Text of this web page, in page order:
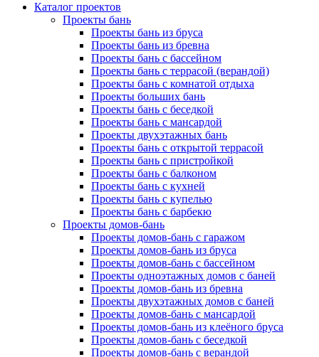
Каталог проектов
Проекты бань
Проекты бань из бруса
Проекты бань из бревна
Проекты бань с бассейном
Проекты бань с террасой (верандой)
Проекты бань с комнатой отдыха
Проекты больших бань
Проекты бань с беседкой
Проекты бань с мансардой
Проекты двухэтажных бань
Проекты бань с открытой террасой
Проекты бань с пристройкой
Проекты бань с балконом
Проекты бань с кухней
Проекты бань с купелью
Проекты бань с барбекю
Проекты домов-бань
Проекты домов-бань с гаражом
Проекты домов-бань из бруса
Проекты домов-бань с бассейном
Проекты одноэтажных домов с баней
Проекты домов-бань из бревна
Проекты двухэтажных домов с баней
Проекты домов-бань с мансардой
Проекты домов-бань из клеёного бруса
Проекты домов-бань с беседкой
Проекты домов-бань с верандой